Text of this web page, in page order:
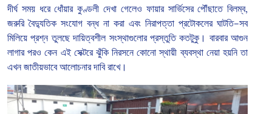
দীর্ঘ সময় ধরে ধোঁয়ার কুণ্ডলী দেখা গেলেও ফায়ার সার্ভিসের পৌঁছাতে বিলম্ব,
জরুরি বৈদ্যুতিক সংযোগ বন্ধ না করা এবং নিরাপত্তা প্রটোকলের ঘাটতি—সব
মিলিয়ে প্রশ্ন তুলছে দায়িত্বশীল সংস্থাগুলোর প্রস্তুতি কতটুকু। বারবার আগুন
লাগার পরও কেন এই সেক্টরে ঝুঁকি নিরসনে কোনো স্থায়ী ব্যবস্থা নেয়া হয়নি তা
এখন জাতীয়ভাবে আলোচনার দাবি রাখে।